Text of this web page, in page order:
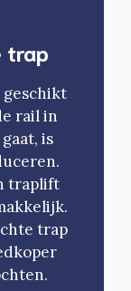
trap
rail in
is
traplift
trap